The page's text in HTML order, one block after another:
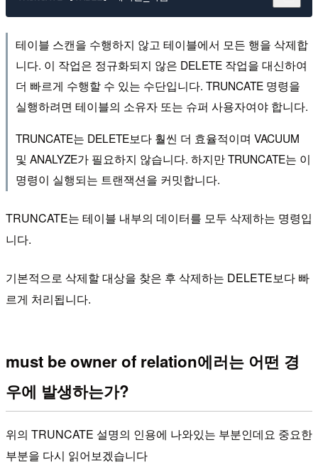
테이블 스캔을 수행하지 않고 테이블에서 모든 행을 삭제합
니다. 이 작업은 정규화되지 않은 DELETE 작업을 대신하여
더 빠르게 수행할 수 있는 수단입니다. TRUNCATE 명령을
실행하려면 테이블의 소유자 또는 슈퍼 사용자여야 합니다.
TRUNCATE는 DELETE보다 훨씬 더 효율적이며 VACUUM
및 ANALYZE가 필요하지 않습니다. 하지만 TRUNCATE는 이
명령이 실행되는 트랜잭션을 커밋합니다.
TRUNCATE는 테이블 내부의 데이터를 모두 삭제하는 명령입
니다.
기본적으로 삭제할 대상을 찾은 후 삭제하는 DELETE보다 빠
르게 처리됩니다.
must be owner of relation에러는 어떤 경
우에 발생하는가?
위의 TRUNCATE 설명의 인용에 나와있는 부분인데요 중요한
부분을 다시 읽어보겠습니다